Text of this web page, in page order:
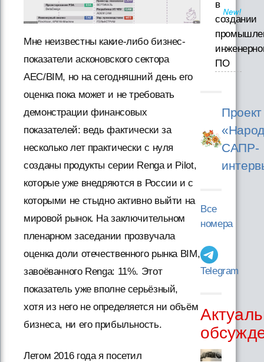
Мне неизвестны какие-либо бизнес-
показатели асконовского сектора
AEC/BIM, но на сегодняшний день его
оценка пока может и не требовать
демонстрации финансовых
показателей: ведь фактически за
несколько лет практически с нуля
созданы продукты серии Renga и Pilot,
которые уже внедряются в России и с
которыми не стыдно активно выйти на
мировой рынок. На заключительном
пленарном заседании прозвучала
оценка доли отечественного рынка BIM,
завоёванного Renga: 11%. Этот
показатель уже вполне серьёзный,
хотя из него не определяется ни объём
бизнеса, ни его прибыльность.
Летом 2016 года я посетил
в
создании
ПО
Проект
САПР-
Все
номера
Telegram